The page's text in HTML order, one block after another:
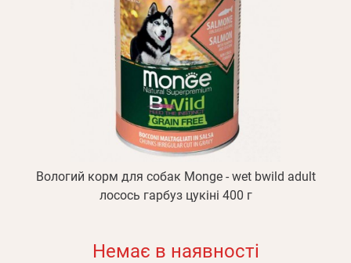
Вологий корм для собак Monge - wet bwild adult
лосось гарбуз цукіні 400 г
Немає в наявності